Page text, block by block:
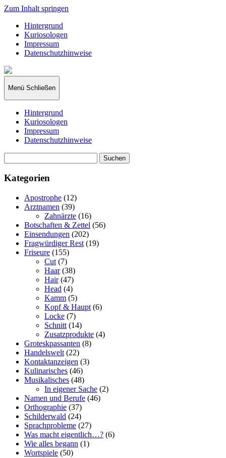
Zum Inhalt springen
Hintergrund
Kuriosologen
Impressum
Datenschutzhinweise
kuriosologie.de
Menü Schließen
Hintergrund
Kuriosologen
Impressum
Datenschutzhinweise
nach:
Kategorien
Apostrophe (12)
Arztnamen (39)
Zahnärzte (16)
Botschaften & Zettel (56)
Einsendungen (202)
Fragwürdiger Rest (19)
Friseure (155)
Cut (7)
Haar(38)
Hair(47)
Head (4)
Kamm (5)
Kopf & Haupt (6)
Locke (7)
Schnitt (14)
Zusatzprodukte (4)
Groteskpassanten (8)
Handelswelt (22)
Kontaktanzeigen (3)
Kulinarisches (46)
Musikalisches (48)
In eigener Sache (2)
Namen und Berufe (46)
Orthographie (37)
Schilderwald (24)
Sprachprobleme (27)
Was macht eigentlich…? (6)
Wie alles begann (1)
Wortspiele (50)